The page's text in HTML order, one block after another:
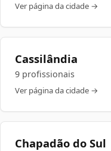
Ver página da cidade →
Cassilândia
9 profissionais
Ver página da cidade →
Chapadão do Sul